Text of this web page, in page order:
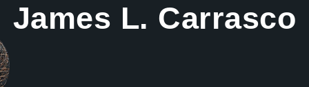
James L. Carrasco